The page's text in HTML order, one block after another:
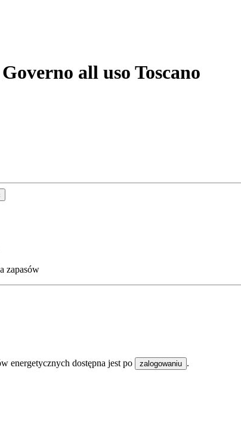
all uso Toscano
zapasów
energetycznych dostępna jest po zalogowaniu .